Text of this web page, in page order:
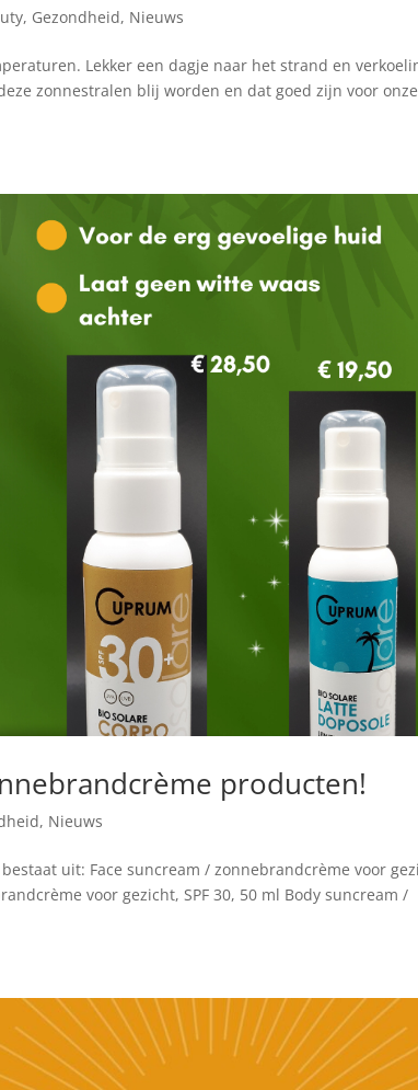
, Gezondheid, Nieuws
Lekker een dagje naar het strand en
zonnestralen blij worden en dat goed zijn voor onze
producten!
, Nieuws
uit: Face suncream / zonnebrandcrème voor
voor gezicht, SPF 30, 50 ml Body suncream /